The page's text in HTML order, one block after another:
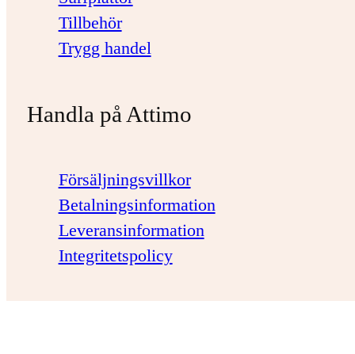
Tillbehör
Trygg handel
Handla på Attimo
Försäljningsvillkor
Betalningsinformation
Leveransinformation
Integritetspolicy